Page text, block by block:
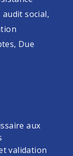
social,
Due
aux
validation